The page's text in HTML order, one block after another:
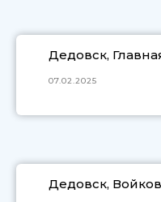
Дедовск,
07.02.2025
Дедовск,